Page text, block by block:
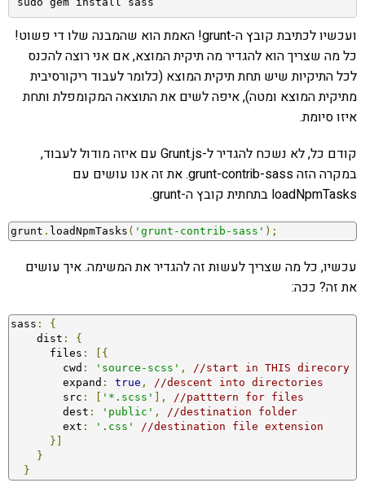
ועכשיו לכתיבת קובץ ה-grunt! האמת הוא שהמבנה שלו די פשוט!
כל מה שצריך הוא להגדיר מה תיקית המוצא, אם אני רוצה להכנס
לכל התיקיות שיש תחת תיקית המוצא (כלומר לעבוד ריקורסיבית
מתיקית המוצא ומטה), איפה לשים את התוצאה המקומפלת ותחת
איזו סיומת.
קודם כל, לא נשכח להגדיר ל-Grunt.js עם איזה מודול לעבוד,
במקרה הזה grunt-contrib-sass. את זה אנו עושים עם
loadNpmTasks בתחתית קובץ ה-grunt.
grunt . loadNpmTasks ( 'grunt-contrib-sass' );
עכשיו, כל מה שצריך לעשות זה להגדיר את המשימה. איך עושים
את זה? ככה:
sass :
{
    dist
:
{
      files
:
[{
        cwd
: 'source-scss' ,
//start in THIS direcory
        expand
: true ,
//descent into directories
        src
: '*.scss' ],
//patttern for files
        dest
: 'public' ,
//destination folder
        ext
: '.css'
//destination file extension
}]
}
}